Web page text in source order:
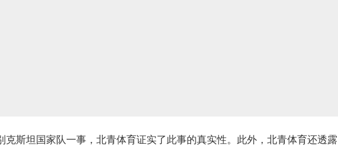
斯坦国家队一事，北青体育证实了此事的真实性。此外，北青体育还透